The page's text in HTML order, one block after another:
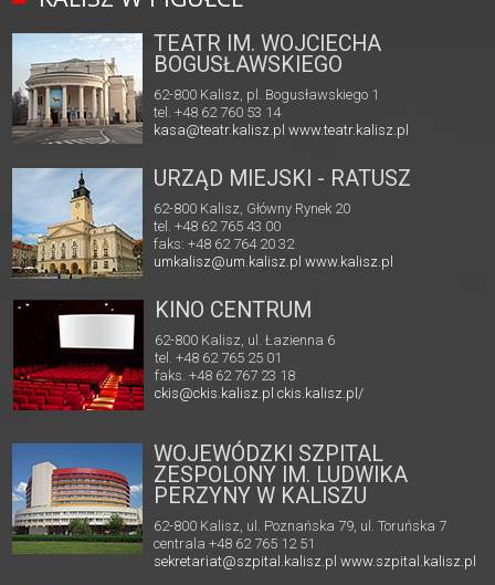
TEATR IM. WOJCIECHA
BOGUSŁAWSKIEGO
62-800 Kalisz, pl. Bogusławskiego 1
tel. +48 62 760 53 14
kasa@teatr.kalisz.pl www.teatr.kalisz.pl
URZĄD MIEJSKI - RATUSZ
62-800 Kalisz, Główny Rynek 20
tel. +48 62 765 43 00
faks: +48 62 764 20 32
umkalisz@um.kalisz.plwww.kalisz.pl
KINO CENTRUM
62-800 Kalisz, ul. Łazienna 6
tel. +48 62 765 25 01
faks. +48 62 767 23 18
ckis@ckis.kalisz.pl ckis.kalisz.pl/
WOJEWÓDZKI SZPITAL
ZESPOLONY IM. LUDWIKA
PERZYNY W KALISZU
62-800 Kalisz, ul. Poznańska 79, ul. Toruńska 7
centrala +48 62 765 12 51
sekretariat@szpital.kalisz.pl www.szpital.kalisz.pl